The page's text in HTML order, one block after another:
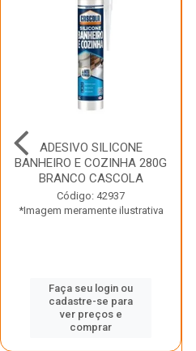
ADESIVO SILICONE
BANHEIRO E COZINHA 280G
BRANCO CASCOLA
Código: 42937
*Imagem meramente ilustrativa
Faça seu login ou
cadastre-se para
ver preços e
comprar